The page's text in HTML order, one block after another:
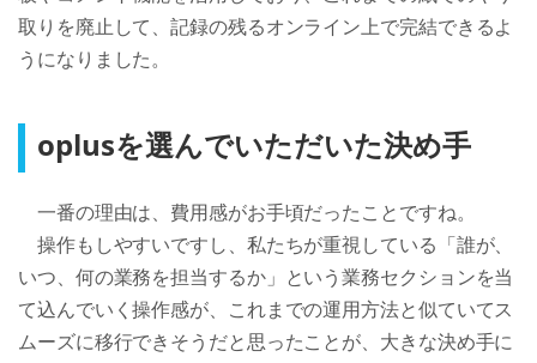
取りを廃止して、記録の残るオンライン上で完結できるよ
うになりました。
oplusを選んでいただいた決め手
一番の理由は、費用感がお手頃だったことですね。
操作もしやすいですし、私たちが重視している「誰が、
いつ、何の業務を担当するか」という業務セクションを当
て込んでいく操作感が、これまでの運用方法と似ていてス
ムーズに移行できそうだと思ったことが、大きな決め手に